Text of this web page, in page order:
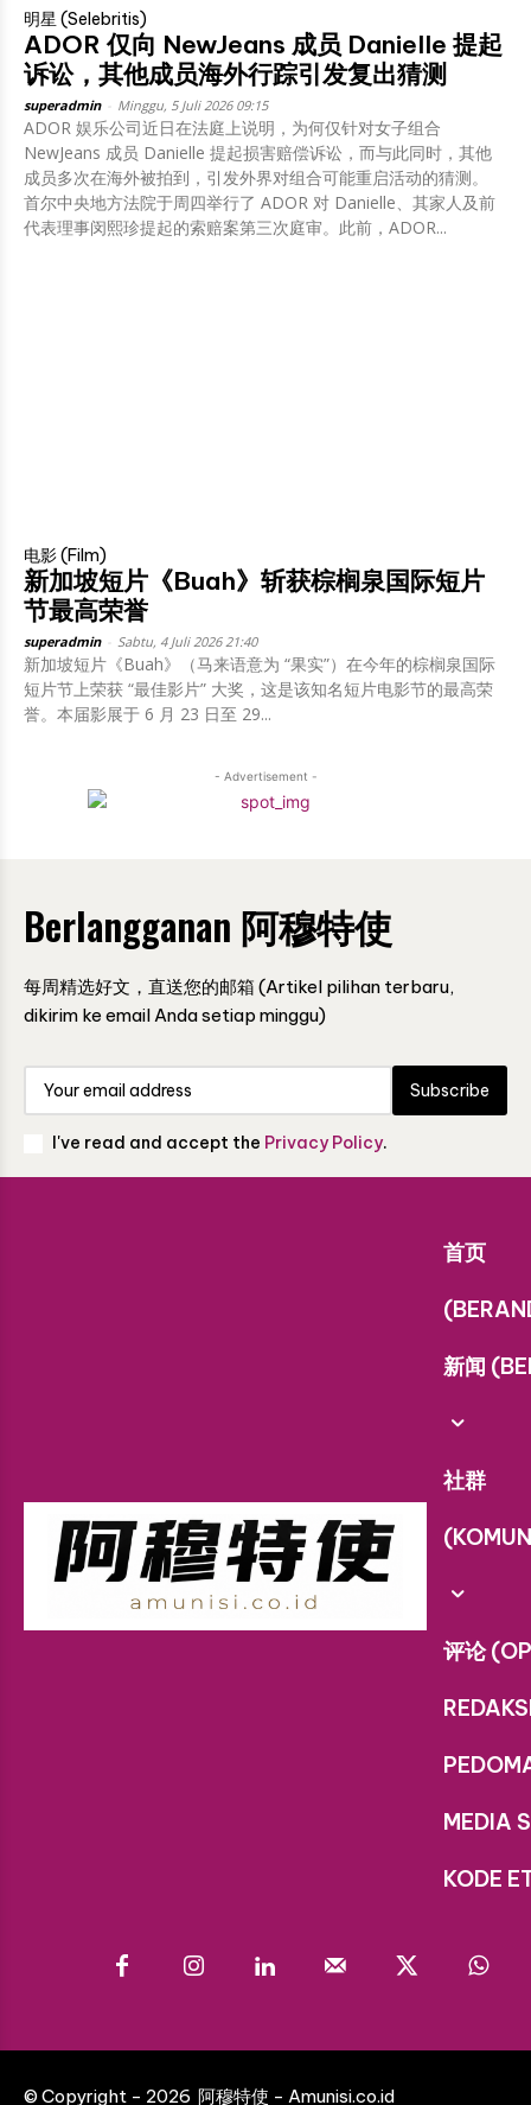
明星 (Selebritis)
ADOR 仅向 NewJeans 成员 Danielle 提起
诉讼，其他成员海外行踪引发复出猜测
superadmin Minggu, 5 Juli 2026 09:15
ADOR 娱乐公司近日在法庭上说明，为何仅针对女子组合
NewJeans 成员 Danielle 提起损害赔偿诉讼，而与此同时，其他
成员多次在海外被拍到，引发外界对组合可能重启活动的猜测。
首尔中央地方法院于周四举行了 ADOR 对 Danielle、其家人及前
代表理事闵熙珍提起的索赔案第三次庭审。此前，ADOR...
电影 (Film)
新加坡短片《Buah》斩获棕榈泉国际短片
节最高荣誉
superadmin Sabtu, 4 Juli 2026 21:40
新加坡短片《Buah》（马来语意为 “果实”）在今年的棕榈泉国际
短片节上荣获 “最佳影片” 大奖，这是该知名短片电影节的最高荣
誉。本届影展于 6 月 23 日至 29...
- Advertisement -
Berlangganan 阿穆特使
每周精选好文，直送您的邮箱 (Artikel pilihan terbaru,
dikirim ke email Anda setiap minggu)
Subscribe
I've read and accept the Privacy Policy.
首页
新闻
社群
评论
MEDIA
KODE
© Copyright - 2026 阿穆特使 - Amunisi.co.id